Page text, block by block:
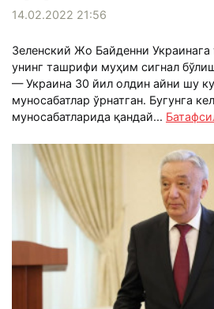
14.02.2022 21:56
Зеленский Жо Байденни Украинага
унинг ташрифи муҳим сигнал
— Украина 30 йил олдин айни шу
муносабатлар ўрнатган. Бугунга
муносабатларида қандай...